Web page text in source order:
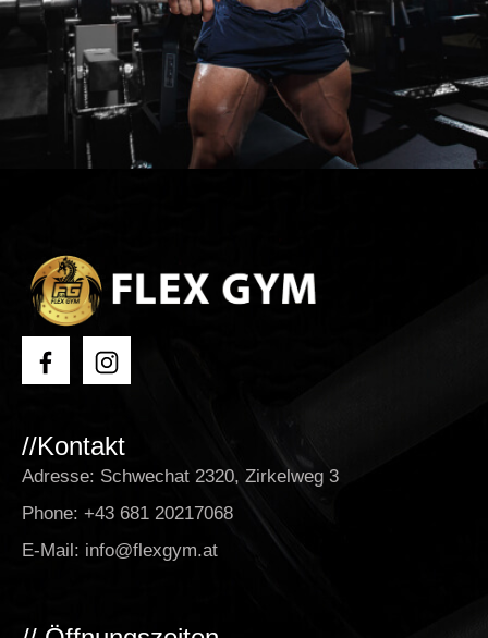
//Kontakt
Adresse: Schwechat 2320, Zirkelweg 3
Phone: +43 681 20217068
E-Mail: info@flexgym.at